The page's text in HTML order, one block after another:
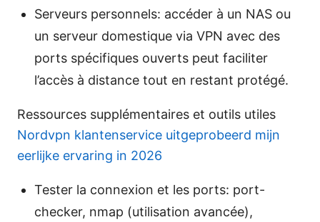
Serveurs personnels: accéder à un NAS ou
un serveur domestique via VPN avec des
ports spécifiques ouverts peut faciliter
l’accès à distance tout en restant protégé.
Ressources supplémentaires et outils utiles
Nordvpn klantenservice uitgeprobeerd mijn
eerlijke ervaring in 2026
Tester la connexion et les ports: port-
checker, nmap (utilisation avancée),